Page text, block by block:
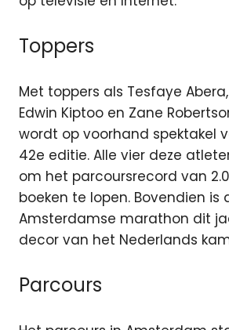
Toppers
Met toppers als Tesfaye
Edwin Kiptoo en Zane
wordt op voorhand spektakel
42e editie. Alle vier deze
om het parcoursrecord van
boeken te lopen. Bovendien is
Amsterdamse marathon dit
decor van het Nederlands
Parcours